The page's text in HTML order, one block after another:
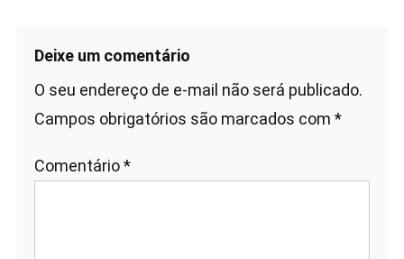
Deixe um comentário
O seu endereço de e-mail não será publicado.
Campos obrigatórios são marcados com *
Comentário*